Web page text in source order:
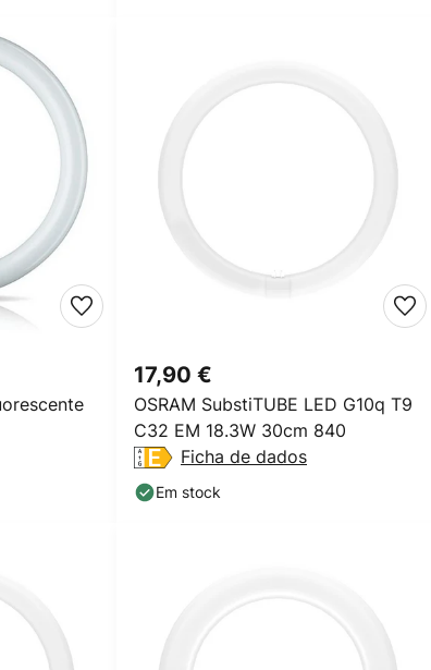
OSRAM SubstiTUBE LED G10q T9
C32 EM 18.3W 30cm 840
17,90 €
Ficha de dados
Em stock